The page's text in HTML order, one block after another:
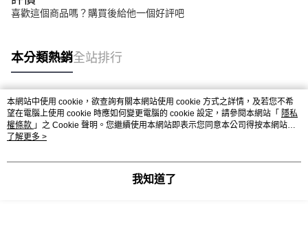
喜歡這個商品嗎？購買後給他一個好評吧
本分類熱銷全站排行
熱門標籤
本網站中使用 cookie，欲查詢有關本網站使用 cookie 方式之詳情，及若您不希
望在電腦上使用 cookie 時應如何變更電腦的 cookie 設定，請參閱本網站「 隱私
權條款 」之 Cookie 聲明。您繼續使用本網站即表示您同意本公司得按本網站使
用條款之 Cookie 聲明使用 cookie。
了解更多 >
我知道了